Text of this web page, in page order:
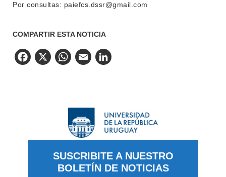
Por consultas: paiefcs.dssr@gmail.com
COMPARTIR ESTA NOTICIA
Facebook
X WhatsApp
Email
SUSCRIBITE A NUESTRO
BOLETÍN DE NOTICIAS